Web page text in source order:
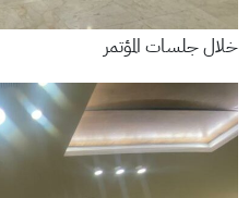
خلال جلسات المؤتمر